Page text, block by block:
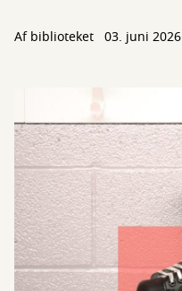
Af biblioteket 03. juni 2026